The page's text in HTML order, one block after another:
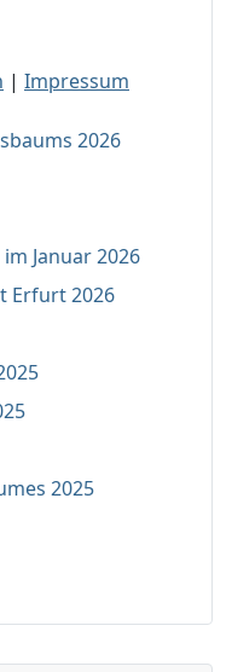
2026
Januar 2026
Erfurt 2026
2025
| Impressum